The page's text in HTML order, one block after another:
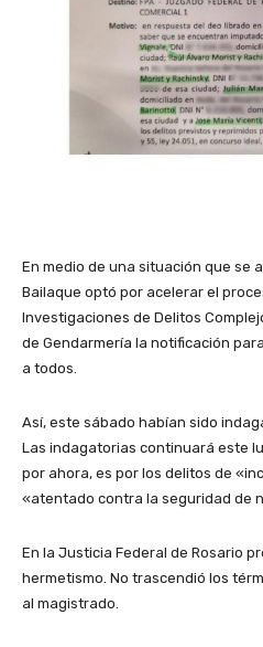
En medio de una situación que se
Bailaque optó por acelerar el
Investigaciones de Delitos
de Gendarmería la notificación
a todos.
Así, este sábado habían sido
Las indagatorias continuará este
por ahora, es por los delitos de
«atentado contra la seguridad de
En la Justicia Federal de Rosario
hermetismo. No trascendió los
al magistrado.